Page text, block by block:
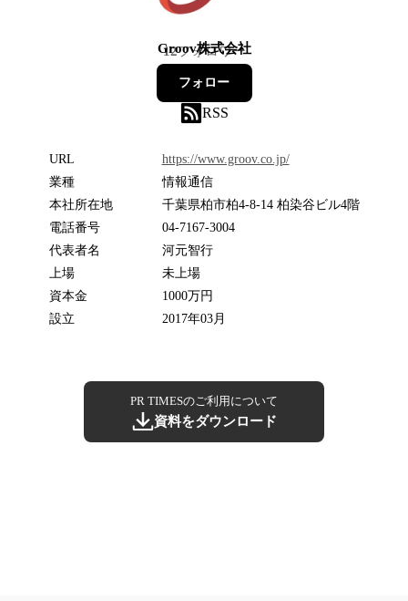
Groov株式会社
12フォロワー
フォロー
RSS
URL
https://www.groov.co.jp/
業種
情報通信
本社所在地
千葉県柏市柏4-8-14 柏染谷ビル4階
電話番号
04-7167-3004
代表者名
河元智行
上場
未上場
資本金
1000万円
設立
2017年03月
PR TIMESのご利用について
資料をダウンロード